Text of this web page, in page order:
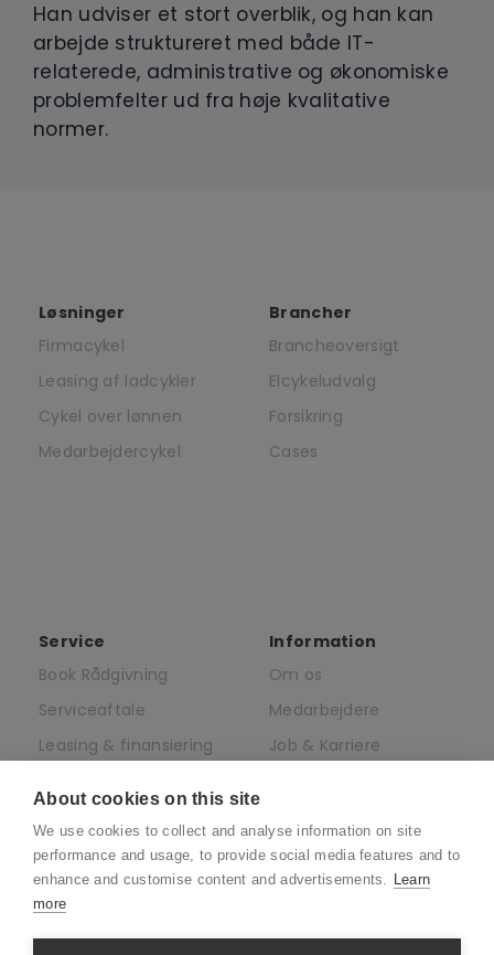
Han udviser et stort overblik, og han kan
arbejde struktureret med både IT-
relaterede, administrative og økonomiske
problemfelter ud fra høje kvalitative
normer.
Løsninger
Firmacykel
Leasing af ladcykler
Cykel over lønnen
Medarbejdercykel
Brancher
Brancheoversigt
Elcykeludvalg
Forsikring
Cases
Service
Book Rådgivning
Serviceaftale
Leasing & finansiering
af elcykler
Information
Om os
Medarbejdere
Job & Karriere
CSR
About cookies on this site
We use cookies to collect and analyse information on site
performance and usage, to provide social media features and to
enhance and customise content and advertisements. Learn
more